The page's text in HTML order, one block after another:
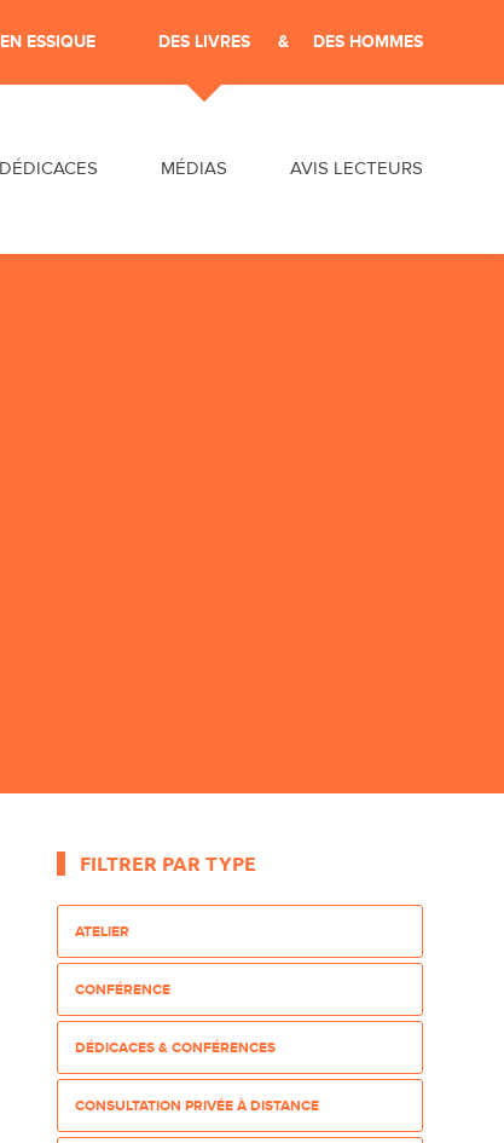
ESSIQUE DES LIVRES DES HOMMES
MÉDIAS AVIS LECTEURS
FILTRER PAR TYPE
ATELIER
CONFÉRENCE
DÉDICACES & CONFÉRENCES
CONSULTATION PRIVÉE À DISTANCE